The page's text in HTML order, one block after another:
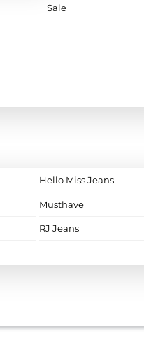
Sale
Hello Miss Jeans
Musthave
RJ Jeans